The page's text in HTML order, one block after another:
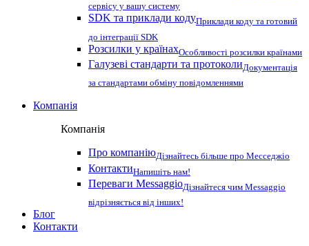
сервісу у вашу систему
SDK та приклади кодуПриклади коду та готовий
до інтеграції SDK
Розсилки у країнахОсобливості розсилки країнами
Галузеві стандарти та протоколиДокументація
за стандартами обміну повідомленнями
Компанія
Компанія
Про компаніюДізнайтесь більше про Месседжіо
КонтактиНапишіть нам!
Переваги MessaggioДізнайтеся чим Messaggio
відрізняється від інших!
Блог
Контакти